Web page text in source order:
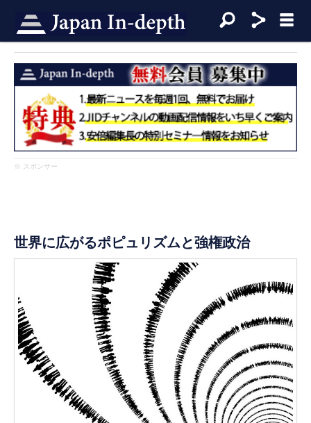
※ スポンサー
世界に広がるポピュリズムと強権政治